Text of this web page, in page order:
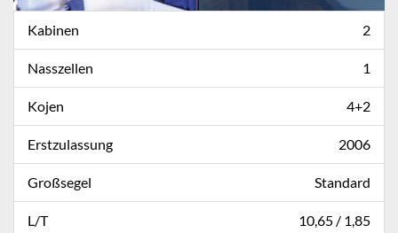
Kabinen 2
Nasszellen 1
Kojen 4+2
Erstzulassung 2006
Großsegel Standard
L/T 10,65 / 1,85